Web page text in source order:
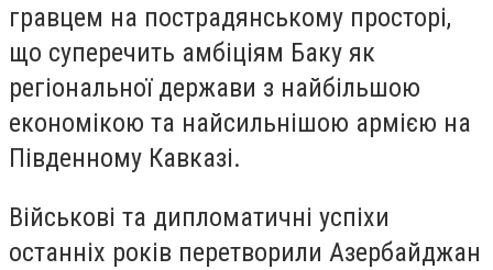
гравцем на пострадянському просторі,
що суперечить амбіціям Баку як
регіональної держави з найбільшою
економікою та найсильнішою армією на
Південному Кавказі.
Військові та дипломатичні успіхи
останніх років перетворили Азербайджан